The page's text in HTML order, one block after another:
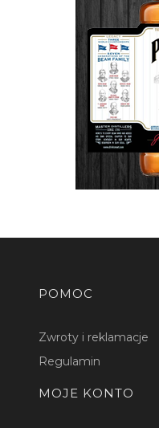
Linki w stopce
POMOC
Zwroty i reklamacje
Regulamin
MOJE KONTO